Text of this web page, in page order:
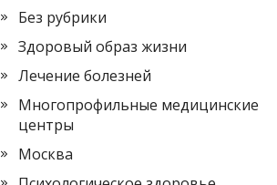
Без рубрики
Здоровый образ жизни
Лечение болезней
Многопрофильные медицинские
центры
Москва